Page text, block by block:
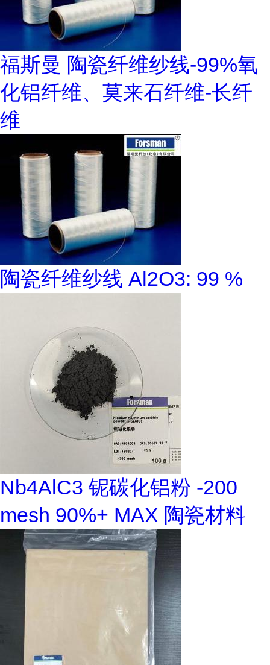
福斯曼 陶瓷纤维纱线-99%氧
化铝纤维、莫来石纤维-长纤
维
陶瓷纤维纱线 Al2O3: 99 %
Nb4AlC3 铌碳化铝粉 -200
mesh 90%+ MAX 陶瓷材料